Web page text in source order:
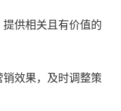
供相关且有价值的
效果，及时调整策